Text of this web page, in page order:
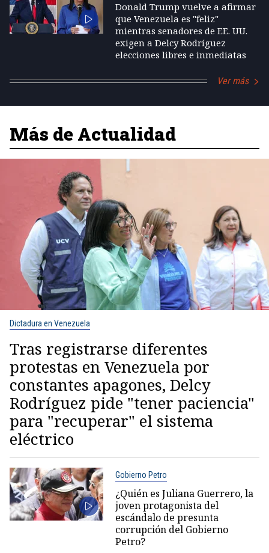
Donald Trump vuelve a afirmar
que Venezuela es "feliz"
mientras senadores de EE. UU.
exigen a Delcy Rodríguez
elecciones libres e inmediatas
Ver más
Más de Actualidad
Dictadura en Venezuela
Tras registrarse diferentes
protestas en Venezuela por
constantes apagones, Delcy
Rodríguez pide "tener paciencia"
para "recuperar" el sistema
eléctrico
Gobierno Petro
¿Quién es Juliana Guerrero, la
joven protagonista del
escándalo de presunta
corrupción del Gobierno
Petro?